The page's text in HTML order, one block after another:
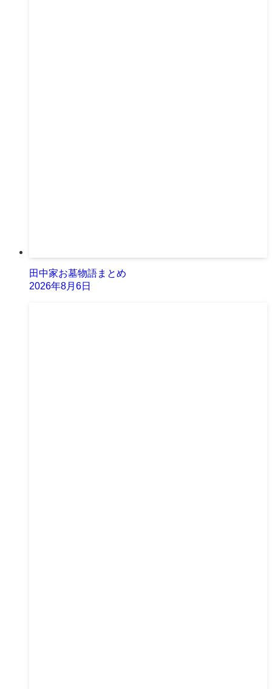
田中家お墓物語まとめ
2026年8月6日